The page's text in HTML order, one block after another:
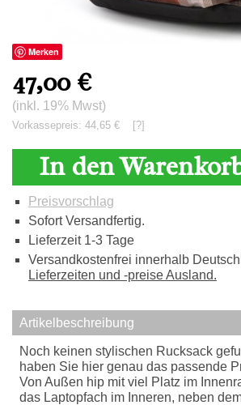
Merken
47,00 €
(inkl. 19% Mwst)
Vorkassepreis: 44,65 € [?]
In den
Preisvorschlag
Sofort Versandfertig.
Lieferzeit 1-3 Tage
Versandkostenfrei innerhalb
Lieferzeiten und -preise Ausland.
Artikelbeschreibung
Noch keinen stylischen Rucksack
haben Sie hier genau das passende
Von Außen hip mit viel Platz im
das Laptopfach im Inneren, neben